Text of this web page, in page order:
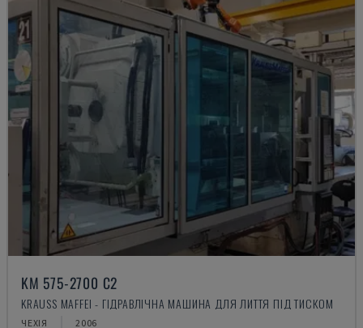
KM 575-2700 C2
KRAUSS MAFFEI - ГІДРАВЛІЧНА МАШИНА ДЛЯ ЛИТТЯ ПІД ТИСКОМ
ЧЕХІЯ 2006